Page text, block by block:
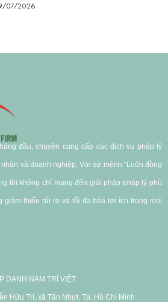
07/2026
đầu, chuyên cung cấp các dịch vụ pháp lý
và doanh nghiệp. Với sứ mệnh “Luôn đồng
tôi không chỉ mang đến giải pháp pháp lý phù
giảm thiểu rủi ro và tối đa hóa lợi ích trong mọi
DANH NAM TRÍ VIỆT
Hữu Trí, xã Tân Nhựt, Tp. Hồ Chí Minh